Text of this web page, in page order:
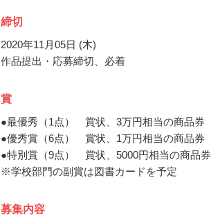
締切
2020年11月05日 (木)
作品提出・応募締切、必着
賞
●最優秀（1点） 賞状、3万円相当の商品券
●優秀賞（6点） 賞状、1万円相当の商品券
●特別賞（9点） 賞状、5000円相当の商品券
※学校部門の副賞は図書カードを予定
募集内容